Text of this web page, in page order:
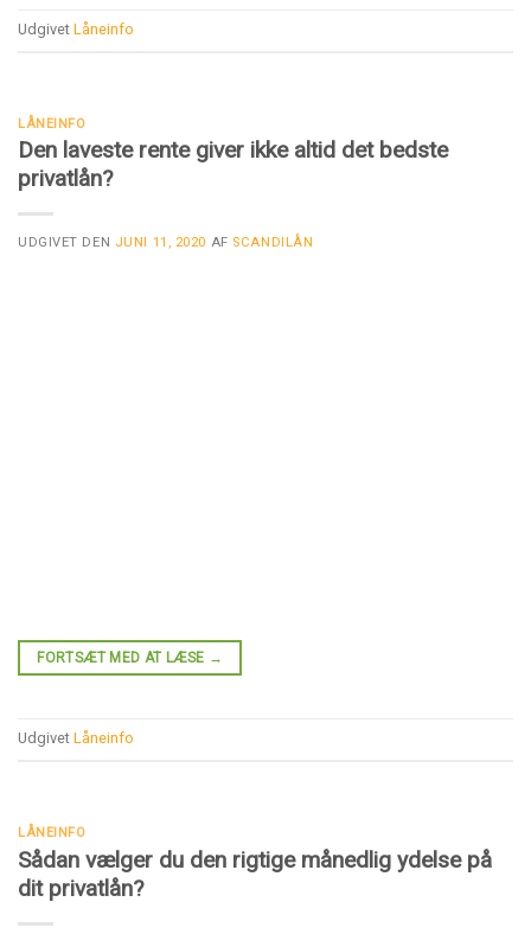
Udgivet Låneinfo
LÅNEINFO
Den laveste rente giver ikke altid det bedste
privatlån?
UDGIVET DEN JUNI 11, 2020 AF SCANDILÅN
FORTSÆT MED AT LÆSE →
Udgivet Låneinfo
LÅNEINFO
Sådan vælger du den rigtige månedlig ydelse på
dit privatlån?